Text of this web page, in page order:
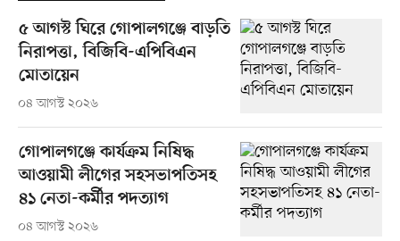
৫ আগস্ট ঘিরে গোপালগঞ্জে বাড়তি
নিরাপত্তা, বিজিবি-এপিবিএন
মোতায়েন
০৪ আগস্ট ২০২৬
গোপালগঞ্জে কার্যক্রম নিষিদ্ধ
আওয়ামী লীগের সহসভাপতিসহ
৪১ নেতা-কর্মীর পদত্যাগ
০৪ আগস্ট ২০২৬